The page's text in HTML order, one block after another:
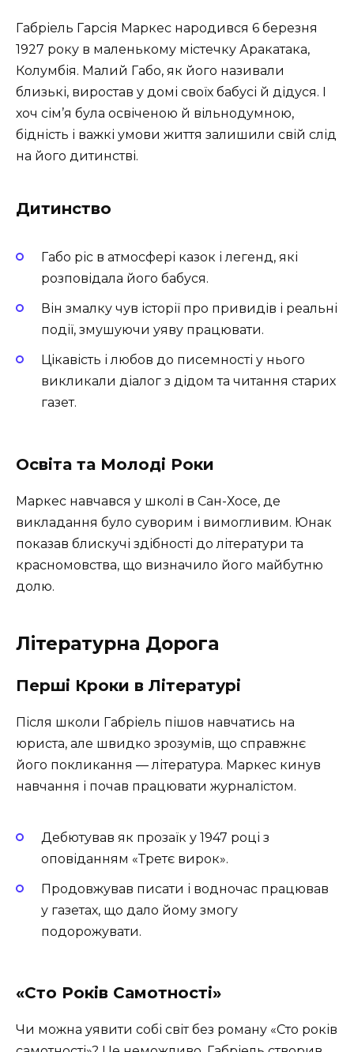
Габріель Гарсія Маркес народився 6 березня
1927 року в маленькому містечку Аракатака,
Колумбія. Малий Габо, як його називали
близькі, виростав у домі своїх бабусі й дідуся. І
хоч сім’я була освіченою й вільнодумною,
бідність і важкі умови життя залишили свій слід
на його дитинстві.
Дитинство
Габо ріс в атмосфері казок і легенд, які
розповідала його бабуся.
Він змалку чув історії про привидів і реальні
події, змушуючи уяву працювати.
Цікавість і любов до писемності у нього
викликали діалог з дідом та читання старих
газет.
Освіта та Молоді Роки
Маркес навчався у школі в Сан-Хосе, де
викладання було суворим і вимогливим. Юнак
показав блискучі здібності до літератури та
красномовства, що визначило його майбутню
долю.
Літературна Дорога
Перші Кроки в Літературі
Після школи Габріель пішов навчатись на
юриста, але швидко зрозумів, що справжнє
його покликання — література. Маркес кинув
навчання і почав працювати журналістом.
Дебютував як прозаїк у 1947 році з
оповіданням «Третє вирок».
Продовжував писати і водночас працював
у газетах, що дало йому змогу
подорожувати.
«Сто Років Самотності»
Чи можна уявити собі світ без роману «Сто років